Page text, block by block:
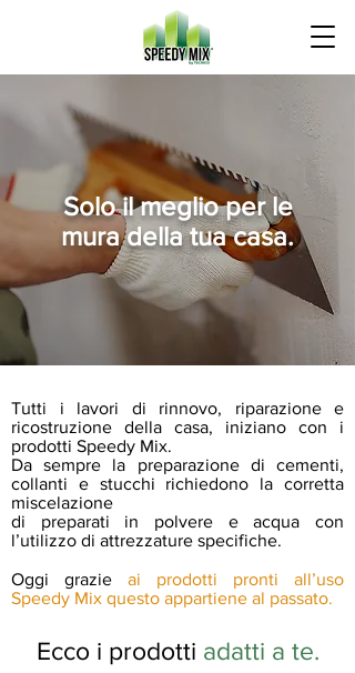
Solo il meglio per le
mura della tua casa.
Tutti i lavori di rinnovo, riparazione e
ricostruzione della casa, iniziano con i
prodotti Speedy Mix.
Da sempre la preparazione di cementi,
collanti e stucchi richiedono la corretta
miscelazione
di preparati in polvere e acqua con
l’utilizzo di attrezzature specifiche.
Oggi grazie ai prodotti pronti all’uso
Speedy Mix questo appartiene al passato.
Ecco i prodotti adatti a te.